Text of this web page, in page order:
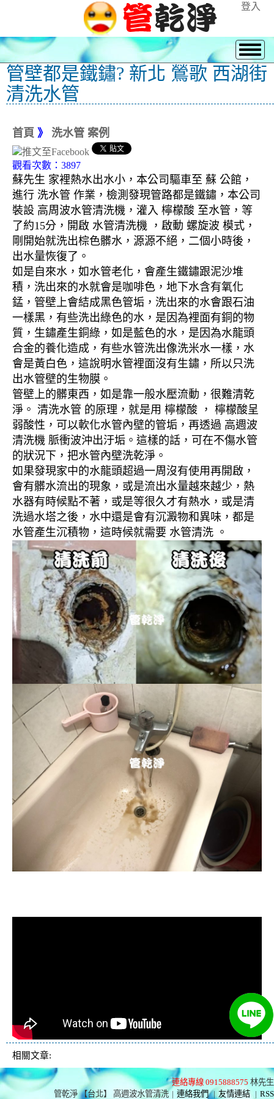
登入
管壁都是鐵鏽? 新北 鶯歌 西湖街
清洗水管
首頁 》 洗水管 案例
觀看次數：3897
蘇先生 家裡熱水出水小，本公司驅車至 蘇 公館，
進行 洗水管 作業，檢測發現管路都是鐵鏽，本公司
裝設 高周波水管清洗機，灌入 檸檬酸 至水管，等
了約15分，開啟 水管清洗機 ，啟動 螺旋波 模式，
剛開始就洗出棕色髒水，源源不絕，二個小時後，
出水量恢復了。
如是自來水，如水管老化，會產生鐵鏽跟泥沙堆
積，洗出來的水就會是咖啡色，地下水含有氧化
錳，管壁上會結成黑色管垢，洗出來的水會跟石油
一樣黑，有些洗出綠色的水，是因為裡面有銅的物
質，生鏽產生銅綠，如是藍色的水，是因為水龍頭
合金的養化造成，有些水管洗出像洗米水一樣，水
會是黃白色，這說明水管裡面沒有生鏽，所以只洗
出水管壁的生物膜。
管壁上的髒東西，如是靠一般水壓流動，很難清乾
淨。 清洗水管 的原理，就是用 檸檬酸 ， 檸檬酸呈
弱酸性，可以軟化水管內壁的管垢，再透過 高週波
清洗機 脈衝波沖出汙垢。這樣的話，可在不傷水管
的狀況下，把水管內壁洗乾淨。
如果發現家中的水龍頭超過一周沒有使用再開啟，
會有髒水流出的現象，或是流出水量越來越少，熱
水器有時候點不著，或是等很久才有熱水，或是清
洗過水塔之後，水中還是會有沉澱物和異味，都是
水管產生沉積物，這時候就需要 水管清洗 。
相關文章:
連絡專線 0915888575 林先生
管乾淨 【台北】 高週波水管清洗 | 連絡我們 | 友情連結 | RSS